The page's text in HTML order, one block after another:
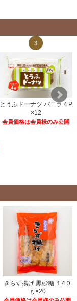
3
とうふドーナツ バニラ４P
×12
会員価格は会員様のみ公開
きらず揚げ 黒砂糖 １4０
ｇ×20